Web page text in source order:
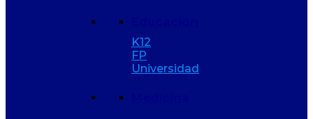
K12
FP
Universidad